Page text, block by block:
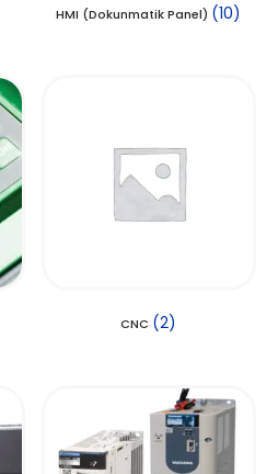
HMI (Dokunmatik Panel) (10)
CNC (2)